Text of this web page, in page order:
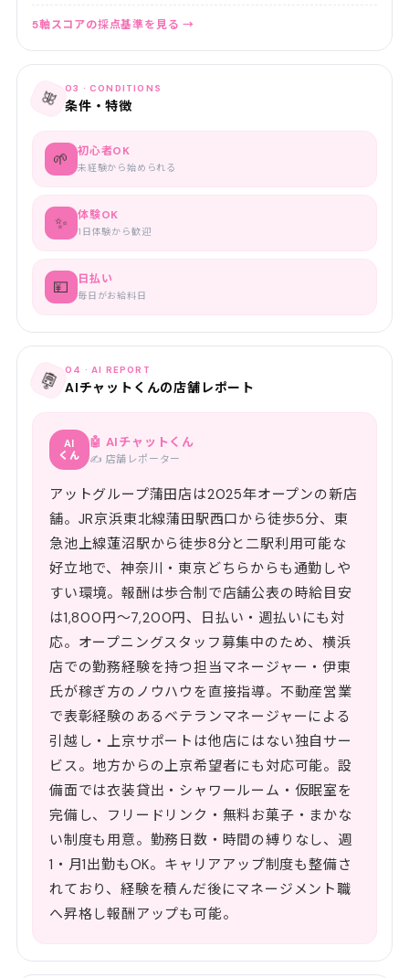
5軸スコアの採点基準を見る →
🎀 03 · CONDITIONS
条件・特徴
🌱 初心者OK
未経験から始められる
✨ 体験OK
1日体験から歓迎
💴 日払い
毎日がお給料日
🤖 04 · AI REPORT
AIチャットくんの店舗レポート
AI
くん
🤖 AIチャットくん
✍️ 店舗レポーター
アットグループ蒲田店は2025年オープンの新店
舗。JR京浜東北線蒲田駅西口から徒歩5分、東
急池上線蓮沼駅から徒歩8分と二駅利用可能な
好立地で、神奈川・東京どちらからも通勤しや
すい環境。報酬は歩合制で店舗公表の時給目安
は1,800円〜7,200円、日払い・週払いにも対
応。オープニングスタッフ募集中のため、横浜
店での勤務経験を持つ担当マネージャー・伊東
氏が稼ぎ方のノウハウを直接指導。不動産営業
で表彰経験のあるベテランマネージャーによる
引越し・上京サポートは他店にはない独自サー
ビス。地方からの上京希望者にも対応可能。設
備面では衣装貸出・シャワールーム・仮眠室を
完備し、フリードリンク・無料お菓子・まかな
い制度も用意。勤務日数・時間の縛りなし、週
1・月1出勤もOK。キャリアアップ制度も整備さ
れており、経験を積んだ後にマネージメント職
へ昇格し報酬アップも可能。